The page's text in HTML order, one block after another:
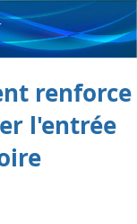
renforce
l'entrée